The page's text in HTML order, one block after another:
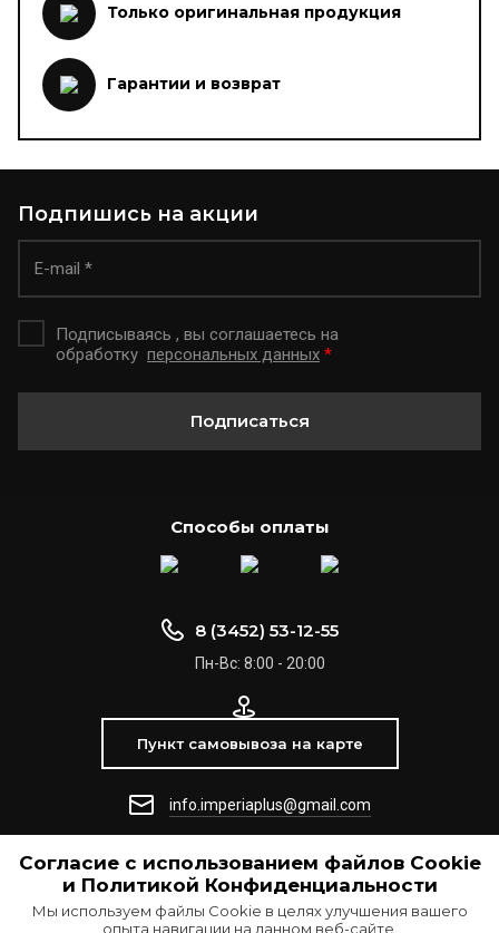
Согласие с использованием файлов Сookie
и Политикой Конфиденциальности
Мы используем файлы Cookie в целях улучшения вашего
опыта навигации на данном веб-сайте.
Только оригинальная продукция
Гарантии и возврат
Подпишись на акции
Подписываясь , вы соглашаетесь на
обработку персональных данных *
Подписаться
Способы оплаты
© 2021 ООО "Империя +"
8 (3452) 53-12-55
Пн-Вс: 8:00 - 20:00
Пункт самовывоза на карте
info.imperiaplus@gmail.com